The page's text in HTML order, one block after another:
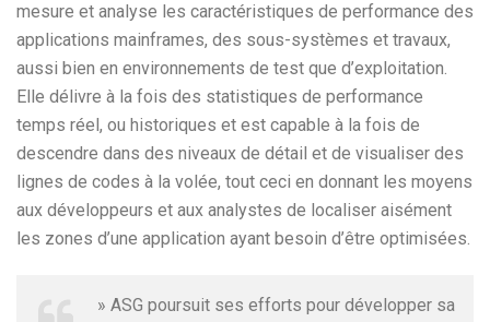
mesure et analyse les caractéristiques de performance des
applications mainframes, des sous-systèmes et travaux,
aussi bien en environnements de test que d’exploitation.
Elle délivre à la fois des statistiques de performance
temps réel, ou historiques et est capable à la fois de
descendre dans des niveaux de détail et de visualiser des
lignes de codes à la volée, tout ceci en donnant les moyens
aux développeurs et aux analystes de localiser aisément
les zones d’une application ayant besoin d’être optimisées.
» ASG poursuit ses efforts pour développer sa